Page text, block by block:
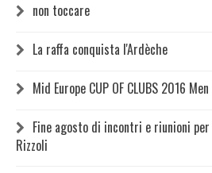
non toccare
La raffa conquista l'Ardèche
Mid Europe CUP OF CLUBS 2016
Fine agosto di incontri e riunioni
Rizzoli